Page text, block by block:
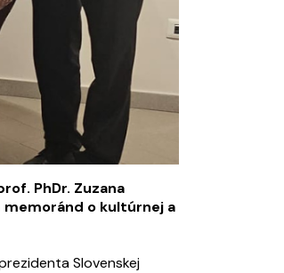
PhDr. Zuzana
memoránd o kultúrnej a
Slovenskej